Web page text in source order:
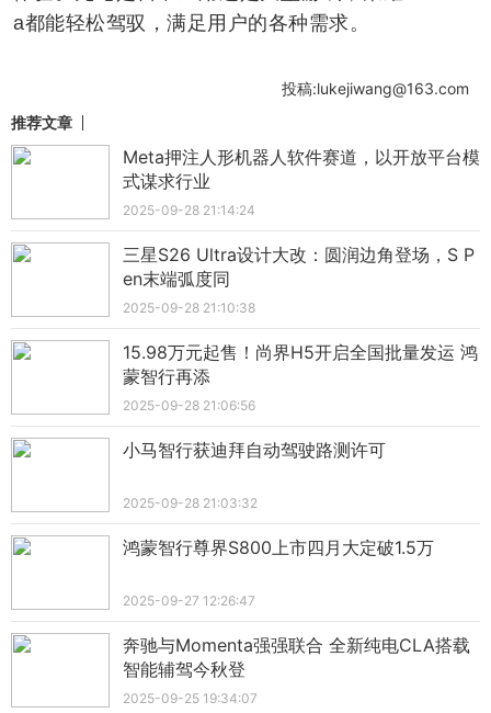
a都能轻松驾驭，满足用户的各种需求。
投稿:lukejiwang@163.com
推荐文章
Meta押注人形机器人软件赛道，以开放平台模
式谋求行业
2025-09-28 21:14:24
三星S26 Ultra设计大改：圆润边角登场，S P
en末端弧度同
2025-09-28 21:10:38
15.98万元起售！尚界H5开启全国批量发运 鸿
蒙智行再添
2025-09-28 21:06:56
小马智行获迪拜自动驾驶路测许可
2025-09-28 21:03:32
鸿蒙智行尊界S800上市四月大定破1.5万
2025-09-27 12:26:47
奔驰与Momenta强强联合 全新纯电CLA搭载
智能辅驾今秋登
2025-09-25 19:34:07